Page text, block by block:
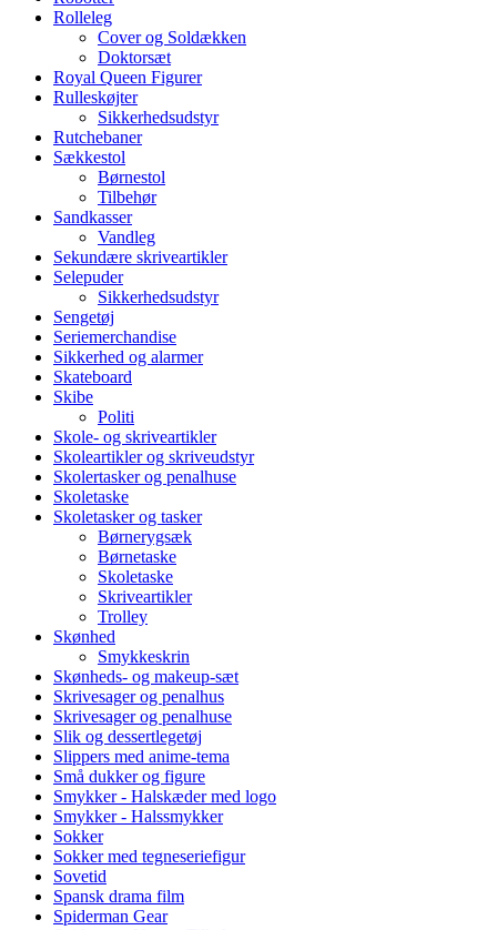
Rolleleg
Cover og Soldækken
Doktorsæt
Royal Queen Figurer
Rulleskøjter
Sikkerhedsudstyr
Rutchebaner
Sækkestol
Børnestol
Tilbehør
Sandkasser
Vandleg
Sekundære skriveartikler
Selepuder
Sikkerhedsudstyr
Sengetøj
Seriemerchandise
Sikkerhed og alarmer
Skateboard
Skibe
Politi
Skole- og skriveartikler
Skoleartikler og skriveudstyr
Skolertasker og penalhuse
Skoletaske
Skoletasker og tasker
Børnerygsæk
Børnetaske
Skoletaske
Skriveartikler
Trolley
Skønhed
Smykkeskrin
Skønheds- og makeup-sæt
Skrivesager og penalhus
Skrivesager og penalhuse
Slik og dessertlegetøj
Slippers med anime-tema
Små dukker og figure
Smykker - Halskæder med logo
Smykker - Halssmykker
Sokker
Sokker med tegneseriefigur
Sovetid
Spansk drama film
Spiderman Gear